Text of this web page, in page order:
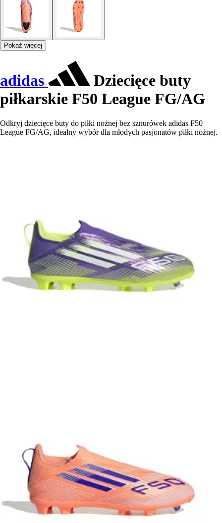
Pokaż więcej
adidas
Dziecięce buty
piłkarskie F50 League FG/AG
Odkryj dziecięce buty do piłki nożnej bez sznurówek adidas F50
League FG/AG, idealny wybór dla młodych pasjonatów piłki nożnej.